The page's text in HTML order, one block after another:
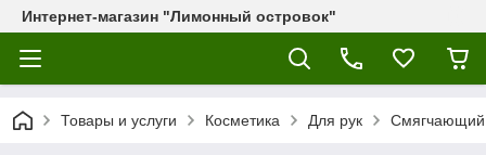
Интернет-магазин "Лимонный островок"
Товары и услуги Косметика Для рук Смягчающий